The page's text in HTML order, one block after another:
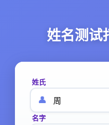
姓名测试
姓氏
👤
名字